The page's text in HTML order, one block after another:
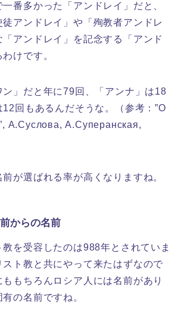
番多かった「アンドレイ」だと、
アンドレイ」や「殉教者アンドレ
アンドレイ」を記念する「アンド
けです。
ン」だと年に79回、「アンナ」は18
12回もあるんだそうな。（参考：”О
А.Суслова, А.Суперанская,
が選ばれる率が高くなりますね。
からの名前
教を受容したのは988年とされていま
ト教と共にやって来たはずなので
もちろんロシア人には名前があり
の名前ですね。